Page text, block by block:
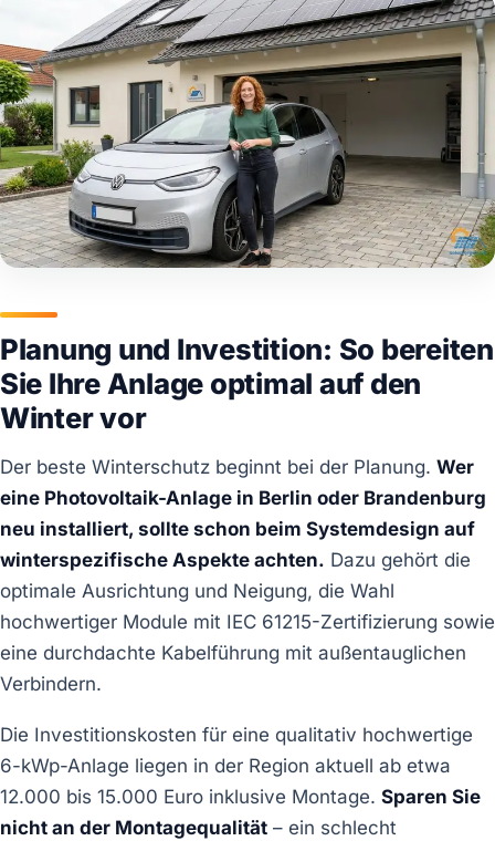
Planung und Investition: So bereiten
Sie Ihre Anlage optimal auf den
Winter vor
Der beste Winterschutz beginnt bei der Planung. Wer
eine Photovoltaik-Anlage in Berlin oder Brandenburg
neu installiert, sollte schon beim Systemdesign auf
winterspezifische Aspekte achten. Dazu gehört die
optimale Ausrichtung und Neigung, die Wahl
hochwertiger Module mit IEC 61215-Zertifizierung sowie
eine durchdachte Kabelführung mit außentauglichen
Verbindern.
Die Investitionskosten für eine qualitativ hochwertige
6-kWp-Anlage liegen in der Region aktuell ab etwa
12.000 bis 15.000 Euro inklusive Montage. Sparen Sie
nicht an der Montagequalität – ein schlecht